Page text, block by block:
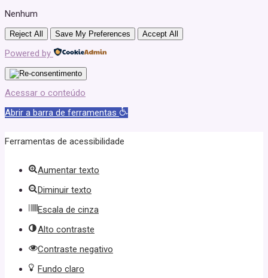
Nenhum
Reject All Save My Preferences Accept All
Powered by
Acessar o conteúdo
Abrir a barra de ferramentas
Ferramentas de acessibilidade
Aumentar texto
Diminuir texto
Escala de cinza
Alto contraste
Contraste negativo
Fundo claro